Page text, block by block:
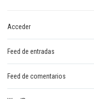
Acceder
Feed de entradas
Feed de comentarios